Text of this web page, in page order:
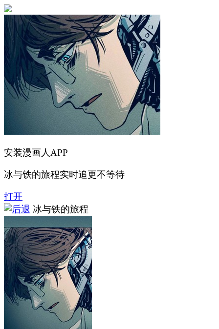
安装漫画人APP
冰与铁的旅程实时追更不等待
打开
冰与铁的旅程